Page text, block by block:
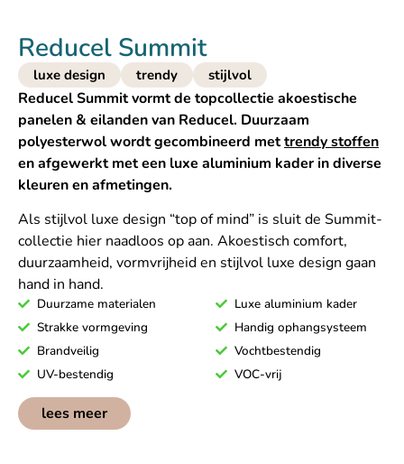
Reducel Summit
luxe design trendy stijlvol
Reducel Summit vormt de topcollectie akoestische
panelen & eilanden van Reducel. Duurzaam
polyesterwol wordt gecombineerd mettrendy stoffen
en afgewerkt met een luxe aluminium kader in diverse
kleuren en afmetingen.
Als stijlvol luxe design “top of mind” is sluit de Summit-
collectie hier naadloos op aan. Akoestisch comfort,
duurzaamheid, vormvrijheid en stijlvol luxe design gaan
hand in hand.
Duurzame materialen
Luxe aluminium kader
Strakke vormgeving
Handig ophangsysteem
Brandveilig
Vochtbestendig
UV-bestendig
VOC-vrij
lees meer